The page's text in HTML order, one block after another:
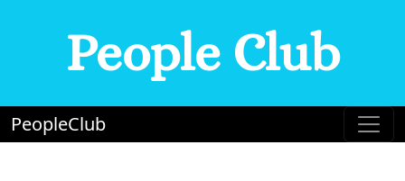
People Club
PeopleClub